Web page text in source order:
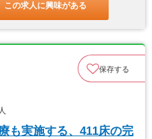
この求人に興味がある
保存する
も実施する、411床の完